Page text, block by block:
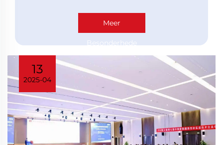
het suksesvol afgesluit na drie dae. As
vrygawingsmiddelfabrikant,
Shandong Luwanghong Chemiese...
Meer
Besonderhede
13
2025-04